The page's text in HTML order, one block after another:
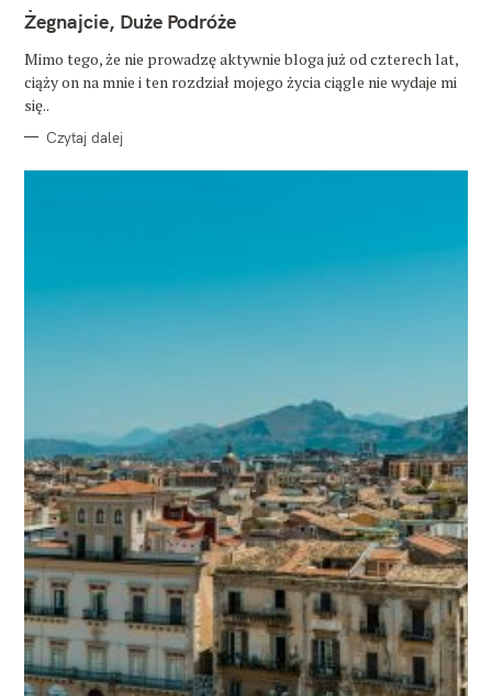
T
E
O
R
I
Żegnajcie, Duże Podróże
Mimo tego, że nie prowadzę aktywnie bloga już od czterech lat,
ciąży on na mnie i ten rozdział mojego życia ciągle nie wydaje mi
się..
Czytaj dalej